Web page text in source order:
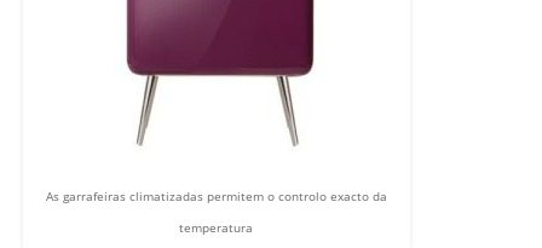
As garrafeiras climatizadas permitem o controlo exacto da
temperatura